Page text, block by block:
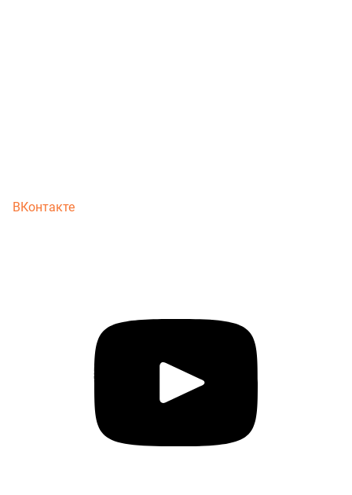
ВКонтакте